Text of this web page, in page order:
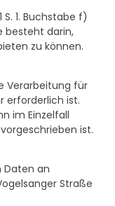
1. Buchstabe f)
besteht darin,
zu können.
Verarbeitung für
erforderlich ist.
im Einzelfall
ist.
Daten an
Straße